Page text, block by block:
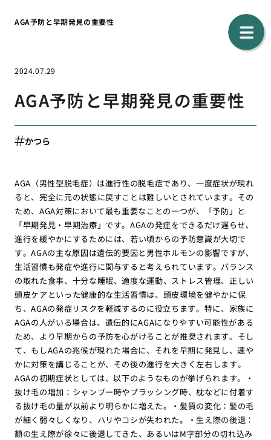
AGA予防と早期発見の重要性
2024.07.29
AGA予防と早期発見の重要性
かつら
AGA（男性型脱毛症）は進行性の脱毛症であり、一度症状が現れ
ると、完全に元の状態に戻すことは難しいとされています。その
ため、AGA対策において最も重要なことの一つが、「予防」と
「早期発見・早期治療」です。AGAの発症をできるだけ遅らせ、
進行を緩やかにするためには、若い頃からの予防意識が大切で
す。AGAの主な原因は遺伝的要因と男性ホルモンの影響ですが、
生活習慣も発症や進行に関与すると考えられています。バランス
の取れた食事、十分な睡眠、適度な運動、ストレス管理、正しい
頭皮ケアといった健康的な生活習慣は、頭皮環境を健やかに保
ち、AGAの発症リスクを軽減するのに役立ちます。特に、家族に
AGAの人がいる場合は、遺伝的にAGAになりやすい可能性がある
ため、より早期からの予防を心がけることが推奨されます。そし
て、もしAGAの兆候が現れた場合に、それを早期に発見し、速や
かに対策を講じることが、その後の進行を大きく左右します。
AGAの初期症状としては、以下のようなものが挙げられます。・
抜け毛の増加：シャンプー時やブラッシング時、枕などに付着す
る抜け毛の量が以前より明らかに増えた。・髪質の変化：髪の毛
が細く弱々しくなり、ハリやコシが失われた。・生え際の後退：
額の生え際が徐々に後退してきた、あるいはM字部分の切れ込み